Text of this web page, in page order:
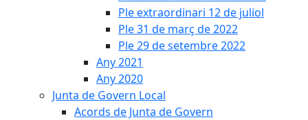
Ple extraordinari 12 de juliol
Ple 31 de març de 2022
Ple 29 de setembre 2022
Any 2021
Any 2020
Junta de Govern Local
Acords de Junta de Govern